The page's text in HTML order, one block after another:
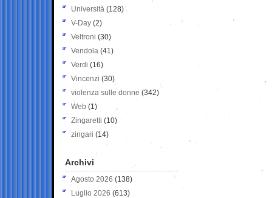
Università (128)
V-Day (2)
Veltroni (30)
Vendola (41)
Verdi (16)
Vincenzi (30)
violenza sulle donne (342)
Web (1)
Zingaretti (10)
zingari (14)
Archivi
Agosto 2026 (138)
Luglio 2026 (613)